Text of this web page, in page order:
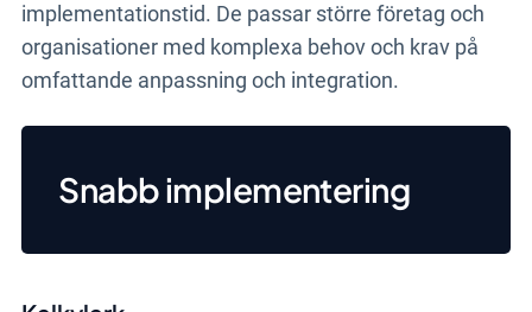
implementationstid. De passar större företag och
organisationer med komplexa behov och krav på
omfattande anpassning och integration.
Snabb implementering